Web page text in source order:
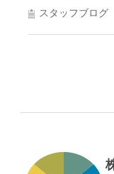
スタッフブログ